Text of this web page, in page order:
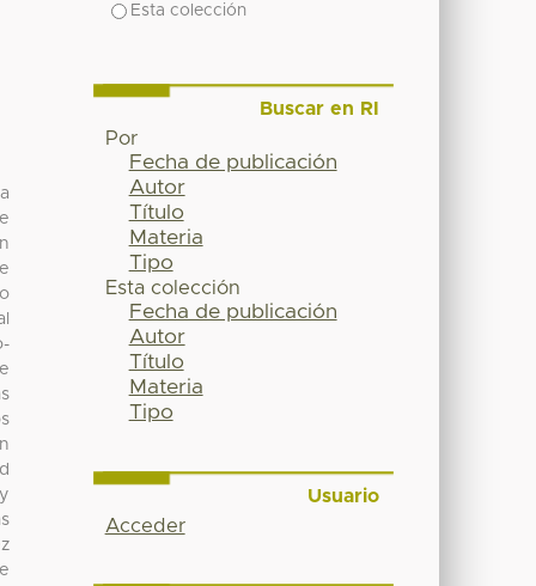
Esta colección
Buscar en RI
Por
Fecha de publicación
Autor
Título
Materia
Tipo
Esta colección
Fecha de publicación
Autor
Título
Materia
Tipo
Usuario
Acceder